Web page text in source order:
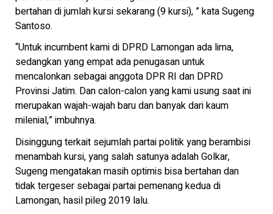
bertahan di jumlah kursi sekarang (9 kursi), ” kata Sugeng
Santoso.
“Untuk incumbent kami di DPRD Lamongan ada lima,
sedangkan yang empat ada penugasan untuk
mencalonkan sebagai anggota DPR RI dan DPRD
Provinsi Jatim. Dan calon-calon yang kami usung saat ini
merupakan wajah-wajah baru dan banyak dari kaum
milenial,” imbuhnya.
Disinggung terkait sejumlah partai politik yang berambisi
menambah kursi, yang salah satunya adalah Golkar,
Sugeng mengatakan masih optimis bisa bertahan dan
tidak tergeser sebagai partai pemenang kedua di
Lamongan, hasil pileg 2019 lalu.